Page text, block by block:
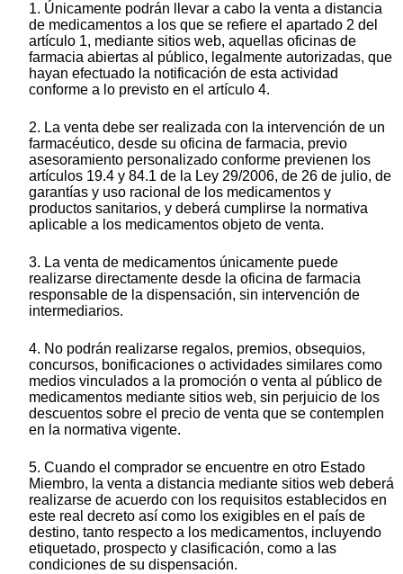
1. Únicamente podrán llevar a cabo la venta a distancia
de medicamentos a los que se refiere el apartado 2 del
artículo 1, mediante sitios web, aquellas oficinas de
farmacia abiertas al público, legalmente autorizadas, que
hayan efectuado la notificación de esta actividad
conforme a lo previsto en el artículo 4.
2. La venta debe ser realizada con la intervención de un
farmacéutico, desde su oficina de farmacia, previo
asesoramiento personalizado conforme previenen los
artículos 19.4 y 84.1 de la Ley 29/2006, de 26 de julio, de
garantías y uso racional de los medicamentos y
productos sanitarios, y deberá cumplirse la normativa
aplicable a los medicamentos objeto de venta.
3. La venta de medicamentos únicamente puede
realizarse directamente desde la oficina de farmacia
responsable de la dispensación, sin intervención de
intermediarios.
4. No podrán realizarse regalos, premios, obsequios,
concursos, bonificaciones o actividades similares como
medios vinculados a la promoción o venta al público de
medicamentos mediante sitios web, sin perjuicio de los
descuentos sobre el precio de venta que se contemplen
en la normativa vigente.
5. Cuando el comprador se encuentre en otro Estado
Miembro, la venta a distancia mediante sitios web deberá
realizarse de acuerdo con los requisitos establecidos en
este real decreto así como los exigibles en el país de
destino, tanto respecto a los medicamentos, incluyendo
etiquetado, prospecto y clasificación, como a las
condiciones de su dispensación.